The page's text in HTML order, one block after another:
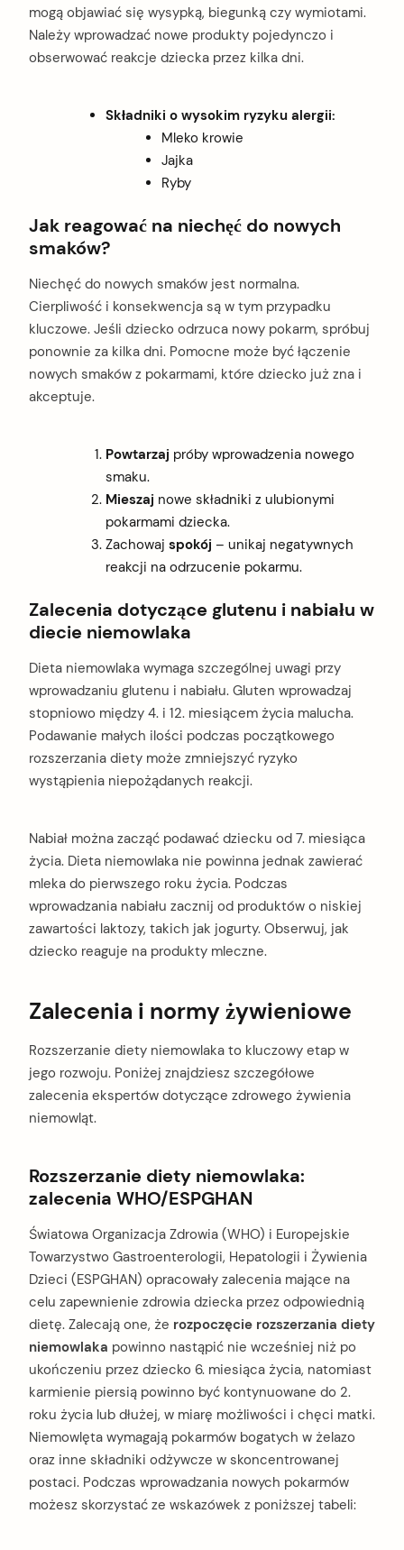
mogą objawiać się wysypką, biegunką czy wymiotami.
Należy wprowadzać nowe produkty pojedynczo i
obserwować reakcje dziecka przez kilka dni.
Składniki o wysokim ryzyku alergii:
Mleko krowie
Jajka
Ryby
Jak reagować na niechęć do nowych
smaków?
Niechęć do nowych smaków jest normalna.
Cierpliwość i konsekwencja są w tym przypadku
kluczowe. Jeśli dziecko odrzuca nowy pokarm, spróbuj
ponownie za kilka dni. Pomocne może być łączenie
nowych smaków z pokarmami, które dziecko już zna i
akceptuje.
Powtarzajpróby wprowadzenia nowego
smaku.
Mieszajnowe składniki z ulubionymi
pokarmami dziecka.
Zachowaj spokój– unikaj negatywnych
reakcji na odrzucenie pokarmu.
Zalecenia dotyczące glutenu i nabiału w
diecie niemowlaka
Dieta niemowlaka wymaga szczególnej uwagi przy
wprowadzaniu glutenu i nabiału. Gluten wprowadzaj
stopniowo między 4. i 12. miesiącem życia malucha.
Podawanie małych ilości podczas początkowego
rozszerzania diety może zmniejszyć ryzyko
wystąpienia niepożądanych reakcji.
Nabiał można zacząć podawać dziecku od 7. miesiąca
życia. Dieta niemowlaka nie powinna jednak zawierać
mleka do pierwszego roku życia. Podczas
wprowadzania nabiału zacznij od produktów o niskiej
zawartości laktozy, takich jak jogurty. Obserwuj, jak
dziecko reaguje na produkty mleczne.
Zalecenia i normy żywieniowe
Rozszerzanie diety niemowlaka to kluczowy etap w
jego rozwoju. Poniżej znajdziesz szczegółowe
zalecenia ekspertów dotyczące zdrowego żywienia
niemowląt.
Rozszerzanie diety niemowlaka:
zalecenia WHO/ESPGHAN
Światowa Organizacja Zdrowia (WHO) i Europejskie
Towarzystwo Gastroenterologii, Hepatologii i Żywienia
Dzieci (ESPGHAN) opracowały zalecenia mające na
celu zapewnienie zdrowia dziecka przez odpowiednią
dietę. Zalecają one, że rozpoczęcie rozszerzania diety
niemowlaka powinno nastąpić nie wcześniej niż po
ukończeniu przez dziecko 6. miesiąca życia, natomiast
karmienie piersią powinno być kontynuowane do 2.
roku życia lub dłużej, w miarę możliwości i chęci matki.
Niemowlęta wymagają pokarmów bogatych w żelazo
oraz inne składniki odżywcze w skoncentrowanej
postaci. Podczas wprowadzania nowych pokarmów
możesz skorzystać ze wskazówek z poniższej tabeli: